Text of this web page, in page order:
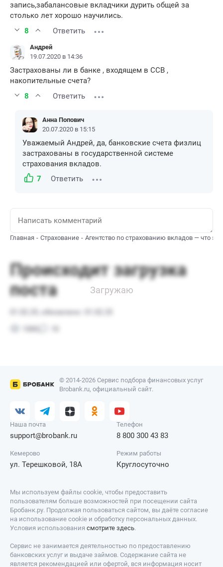
запись,забалансовые вкладчики дурить общей за
столько лет хорошо научились.
8
Ответить
Андрей
19.07.2020 в 14:36
Застрахованы ли в банке , входящем в ССВ ,
накопительные счета?
8
Ответить
Анна Попович
20.07.2020 в 15:15
Уважаемый Андрей, да, банковские счета физлиц
застрахованы в государственной системе
страхования вкладов.
7
Ответить
Главная Страхование Агентство по страхованию вкладов — что это
© 2014-2026 Сервис подбора финансовых услуг
Brobank.ru, официальный сайт.
Наша почта
support@brobank.ru
Телефон
8 800 300 43 83
Кемерово
ул. Терешковой, 18А
Режим работы
Круглосуточно
Мы используем файлы cookie, чтобы предоставить
пользователям больше возможностей при посещении сайта
Бробанк.ру. Продолжая пользоваться сайтом, вы даёте согласие
на использование cookie и обработку персональных данных.
Условия использования смотрите здесь.
Сервис не занимается деятельностью по предоставлению
банковских услуг и выдаче займов. Содержание сайта не
является рекомендацией или офертой, вся информация носит